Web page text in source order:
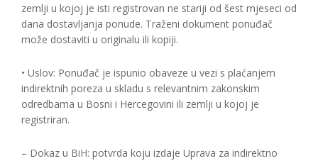
zemlji u kojoj je isti registrovan ne stariji od šest mjeseci od
dana dostavljanja ponude. Traženi dokument ponuđač
može dostaviti u originalu ili kopiji.
• Uslov: Ponuđač je ispunio obaveze u vezi s plaćanjem
indirektnih poreza u skladu s relevantnim zakonskim
odredbama u Bosni i Hercegovini ili zemlji u kojoj je
registriran.
– Dokaz u BiH: potvrda koju izdaje Uprava za indirektno